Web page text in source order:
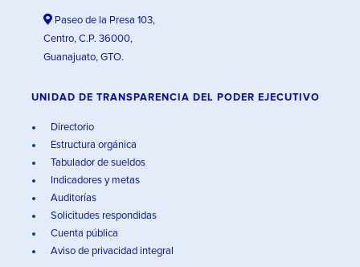
Paseo de la Presa 103,
Centro, C.P. 36000,
Guanajuato, GTO.
UNIDAD DE TRANSPARENCIA DEL PODER EJECUTIVO
Directorio
Estructura orgánica
Tabulador de sueldos
Indicadores y metas
Auditorías
Solicitudes respondidas
Cuenta pública
Aviso de privacidad integral